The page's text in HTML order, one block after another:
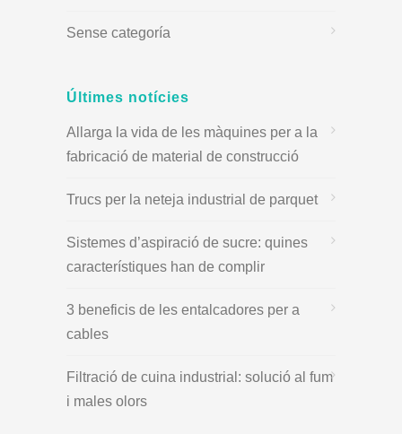
Sense categoría
Últimes notícies
Allarga la vida de les màquines per a la
fabricació de material de construcció
Trucs per la neteja industrial de parquet
Sistemes d’aspiració de sucre: quines
característiques han de complir
3 beneficis de les entalcadores per a
cables
Filtració de cuina industrial: solució al fum
i males olors